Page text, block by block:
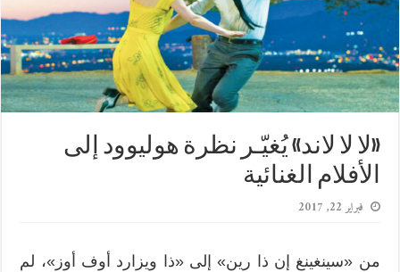
«لا لا لاند» يُغيّـر نظرة هوليوود إلى
الأفلام الغنائية
فبراير 22, 2017
من «سينغينغ إن ذا رين» إلى «ذا ويزارد أوف أوز»، لم